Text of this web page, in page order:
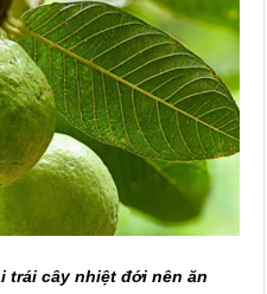
trái cây nhiệt đới nên ăn